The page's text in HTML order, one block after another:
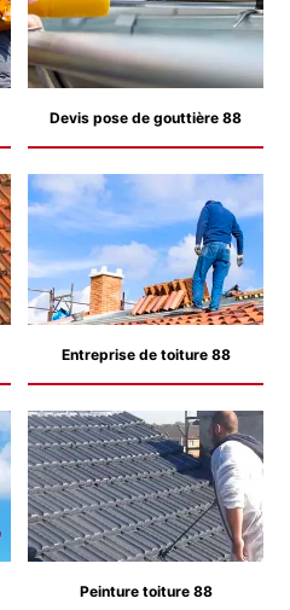
Devis pose de gouttière 88
Entreprise de toiture 88
Peinture toiture 88